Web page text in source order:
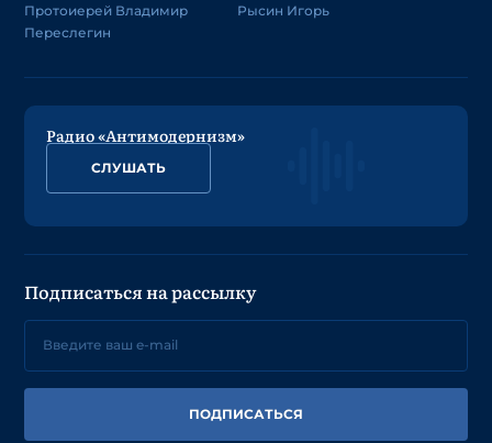
Протоиерей Владимир
Переслегин
Рысин Игорь
Радио «Антимодернизм»
СЛУШАТЬ
Подписаться на рассылку
ПОДПИСАТЬСЯ